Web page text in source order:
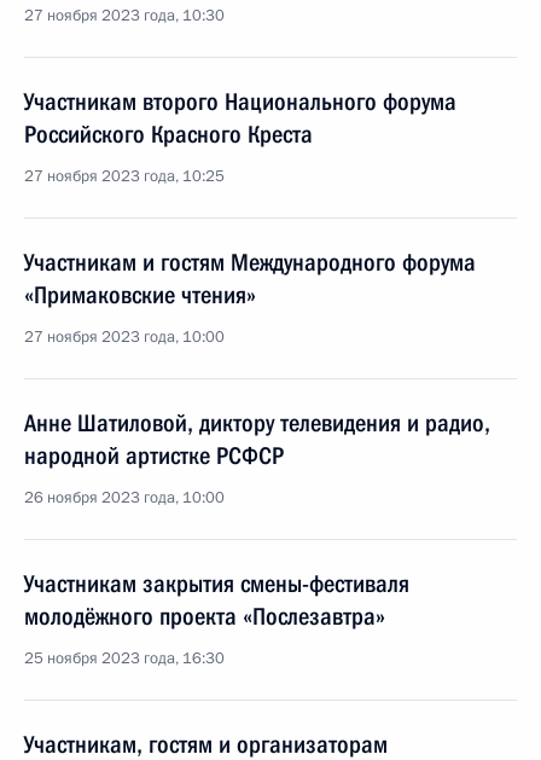
27 ноября 2023 года, 10:30
Участникам второго Национального форума
Российского Красного Креста
27 ноября 2023 года, 10:25
Участникам и гостям Международного форума
«Примаковские чтения»
27 ноября 2023 года, 10:00
Анне Шатиловой, диктору телевидения и радио,
народной артистке РСФСР
26 ноября 2023 года, 10:00
Участникам закрытия смены-фестиваля
молодёжного проекта «Послезавтра»
25 ноября 2023 года, 16:30
Участникам, гостям и организаторам